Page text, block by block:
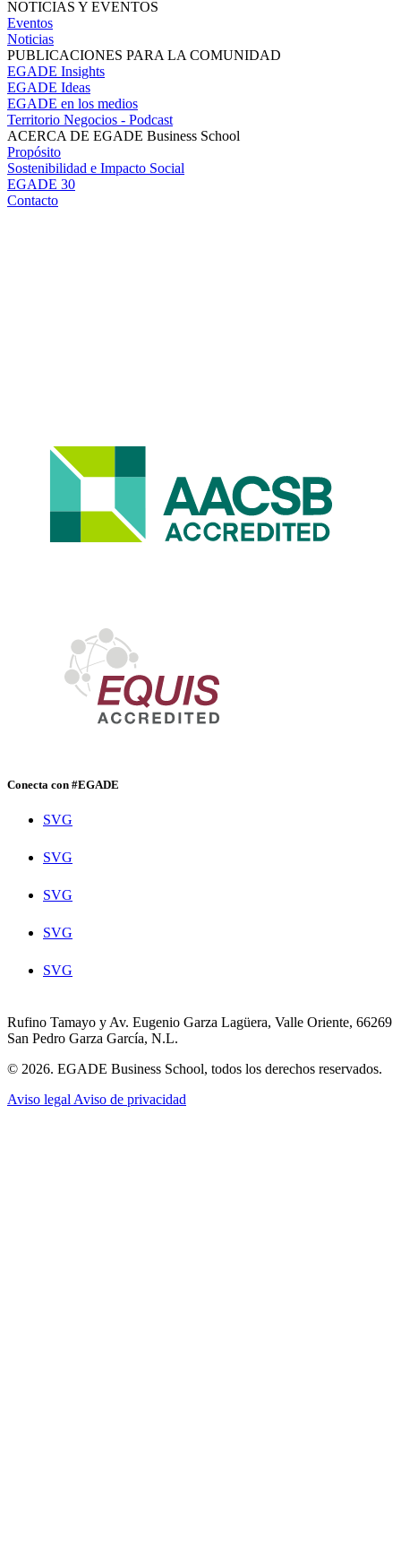
NOTICIAS Y EVENTOS
Eventos
Noticias
PUBLICACIONES PARA LA COMUNIDAD
EGADE Insights
EGADE Ideas
EGADE en los medios
Territorio Negocios - Podcast
ACERCA DE EGADE Business School
Propósito
Sostenibilidad e Impacto Social
EGADE 30
Contacto
Conecta con #EGADE
SVG
SVG
SVG
SVG
SVG
Rufino Tamayo y Av. Eugenio Garza Lagüera, Valle Oriente, 66269
San Pedro Garza García, N.L.
© 2026. EGADE Business School, todos los derechos reservados.
Aviso legal Aviso de privacidad